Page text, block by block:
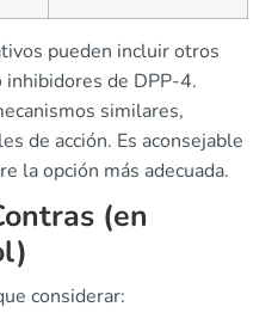
pueden incluir otros
de DPP-4.
similares,
de acción. Es aconsejable
la opción más adecuada.
(en
considerar: